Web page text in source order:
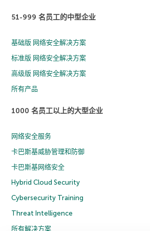
51-999 名员工的中型企业
基础版 网络安全解决方案
标准版 网络安全解决方案
高级版 网络安全解决方案
所有产品
1000 名员工以上的大型企业
网络安全服务
卡巴斯基威胁管理和防御
卡巴斯基网络安全
Hybrid Cloud Security
Cybersecurity Training
Threat Intelligence
所有解决方案